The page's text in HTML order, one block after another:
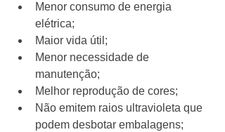
Menor consumo de energia
elétrica;
Maior vida útil;
Menor necessidade de
manutenção;
Melhor reprodução de cores;
Não emitem raios ultravioleta que
podem desbotar embalagens;